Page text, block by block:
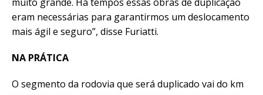
eram necessárias para garantirmos um deslocamento
mais ágil e seguro”, disse Furiatti.
NA PRÁTICA
O segmento da rodovia que será duplicado vai do km